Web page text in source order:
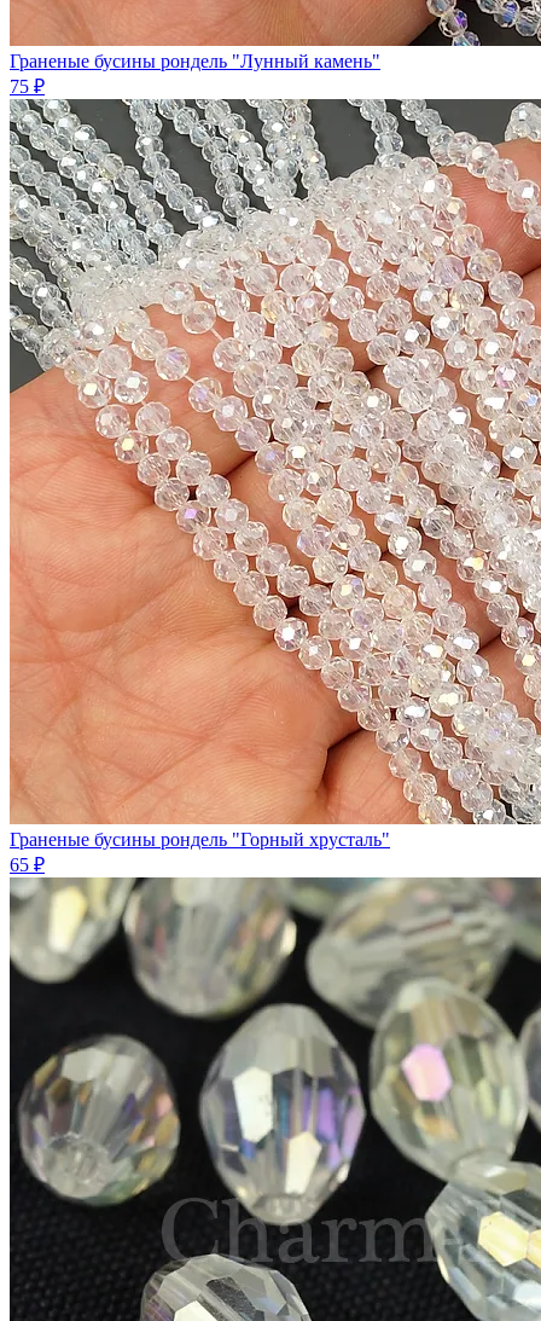
Граненые бусины рондель "Лунный камень"
75 ₽
Граненые бусины рондель "Горный хрусталь"
65 ₽